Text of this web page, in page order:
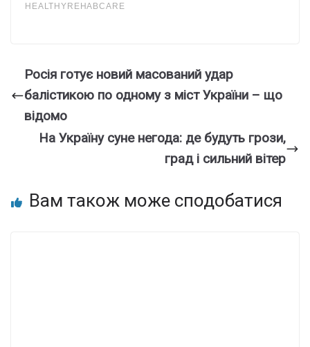
Росія готує новий масований удар
балістикою по одному з міст України – що
відомо
На Україну суне негода: де будуть грози,
град і сильний вітер
Вам також може сподобатися